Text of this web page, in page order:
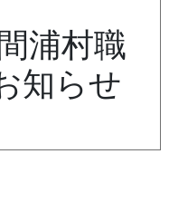
浦村職
知らせ